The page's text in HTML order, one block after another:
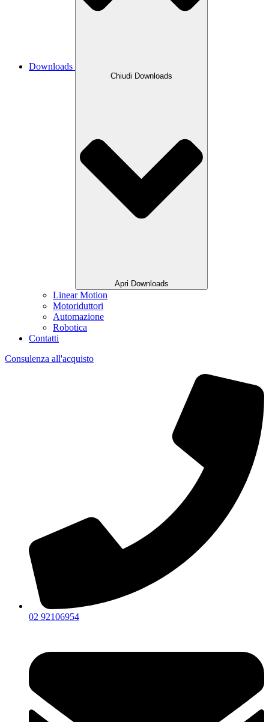
Downloads
Chiudi Downloads
Apri Downloads
Linear Motion
Motoriduttori
Automazione
Robotica
Contatti
Consulenza all'acquisto
02 92106954